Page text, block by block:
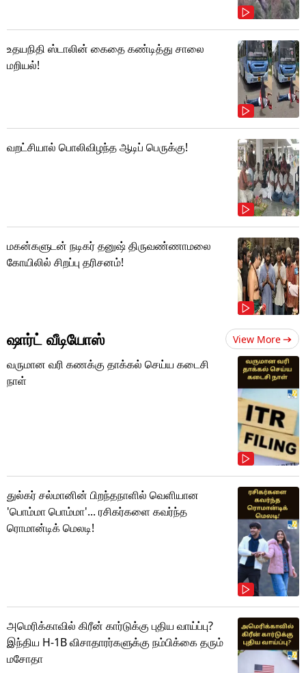
உதயநிதி ஸ்டாலின் கைதை கண்டித்து சாலை
மறியல்!
வறட்சியால் பொலிவிழந்த ஆடிப் பெருக்கு!
மகன்களுடன் நடிகர் தனுஷ் திருவண்ணாமலை
கோயிலில் சிறப்பு தரிசனம்!
ஷார்ட் வீடியோஸ் View More
வருமான வரி கணக்கு தாக்கல் செய்ய கடைசி
நாள்
துல்கர் சல்மானின் பிறந்தநாளில் வெளியான
'பொம்மா பொம்மா'... ரசிகர்களை கவர்ந்த
ரொமான்டிக் மெலடி!
அமெரிக்காவில் கிரீன் கார்டுக்கு புதிய வாய்ப்பு?
இந்திய H-1B விசாதாரர்களுக்கு நம்பிக்கை தரும்
மசோதா